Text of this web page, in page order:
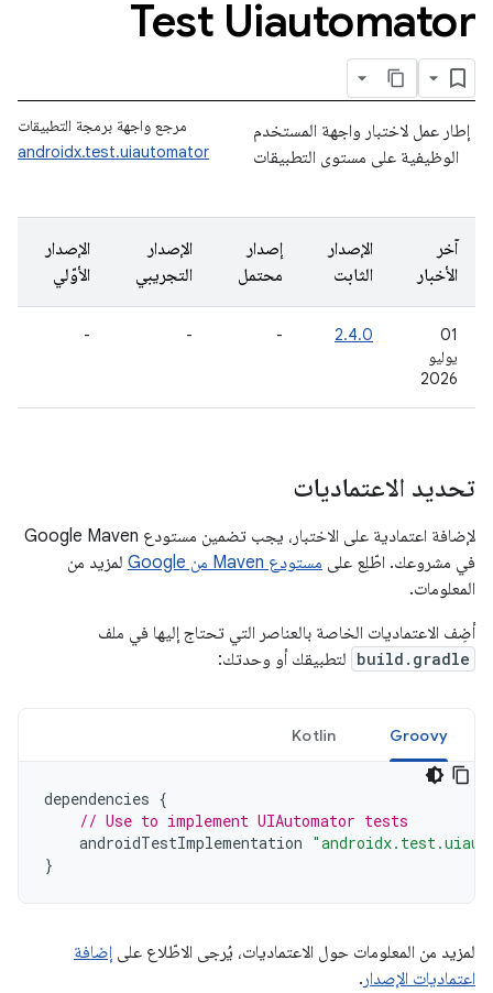
Test Uiautomator
مرجع واجهة برمجة التطبيقات
androidx.test.uiautomator
إطار عمل لاختبار واجهة المستخدم
الوظيفية على مستوى التطبيقات
آخر
الأخبار
الإصدار
الثابت
إصدار
محتمل
الإصدار
التجريبي
الإصدار
الأوّلي
‫01
يوليو
2026
2.4.0
-
-
-
تحديد الاعتماديات
لإضافة اعتمادية على الاختبار، يجب تضمين مستودع Google Maven
في مشروعك. اطّلِع على مستودع Maven من Google
لمزيد من
المعلومات.
أضِف الاعتماديات الخاصة بالعناصر التي تحتاج إليها في ملف
build.gradle لتطبيقك أو وحدتك:
Groovy
Kotlin
dependencies {
// Use to implement UIAutomator tests
androidTestImplementation
}
لمزيد من المعلومات حول الاعتماديات، يُرجى الاطّلاع على إضافة
اعتماديات الإصدار .